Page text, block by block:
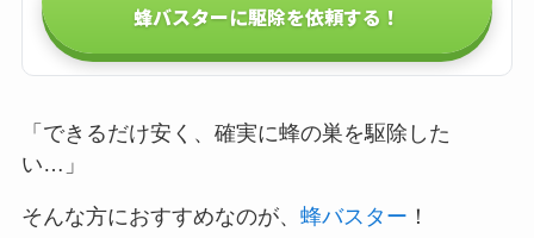
蜂バスターに駆除を依頼する！
「できるだけ安く、確実に蜂の巣を駆除した
い…」
そんな方におすすめなのが、 蜂バスター ！